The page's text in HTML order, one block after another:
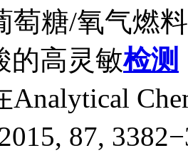
萄糖/氧气燃
的高灵敏检测
Analytical
87,